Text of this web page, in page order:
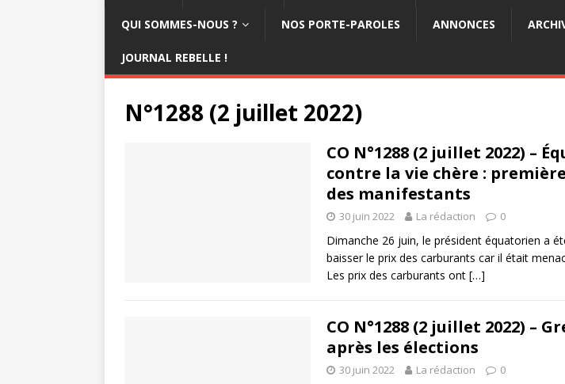
QUI SOMMES-NOUS ? NOS PORTE-PAROLES ANNONCES
JOURNAL REBELLE !
N°1288 (2 juillet 2022)
CO N°1288 (2 juillet 2022) –
contre la vie chère :
des manifestants
30 juin 2022 La rédaction 0
Dimanche 26 juin, le président équatorien a
baisser le prix des carburants car il était
Les prix des carburants ont […]
CO N°1288 (2 juillet 2022) –
après les élections
30 juin 2022 La rédaction 0